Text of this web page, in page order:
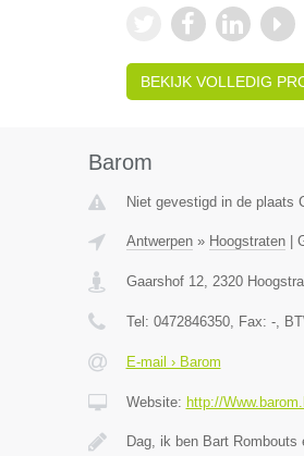
BEKIJK VOLLEDIG
Barom
Niet gevestigd in de plaats
Antwerpen» Hoogstraten|
Gaarshof 12, 2320
Tel: 0472846350, Fax: -,
E-mail › Barom
Website: http://
Dag, ik ben Bart